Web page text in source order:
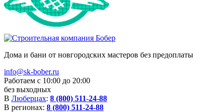
Дома и бани от новгородских мастеров без предоплаты
info@sk-bober.ru
Работаем с 10:00 до 20:00
без выходных
В Люберцах: 8 (800) 511-24-88
В регионах: 8 (800) 511-24-88